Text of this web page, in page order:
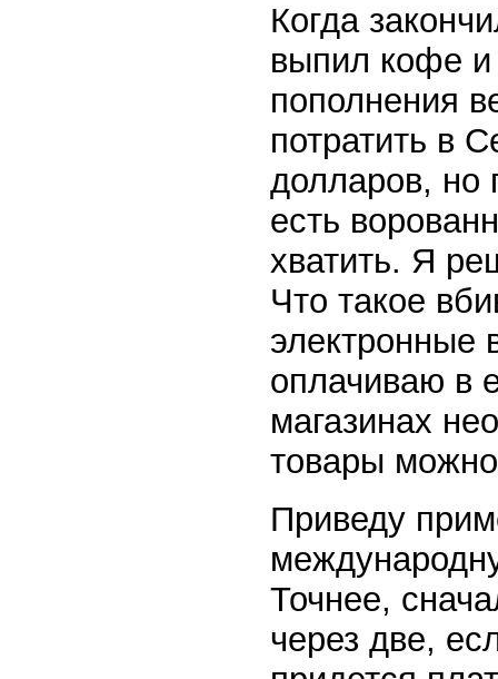
Когда
выпил кофе и
пополнения
потратить в
долларов, но
есть
хватить. Я
Что такое
электронные
оплачиваю в
магазинах
товары
Приведу
Точнее,
через две,